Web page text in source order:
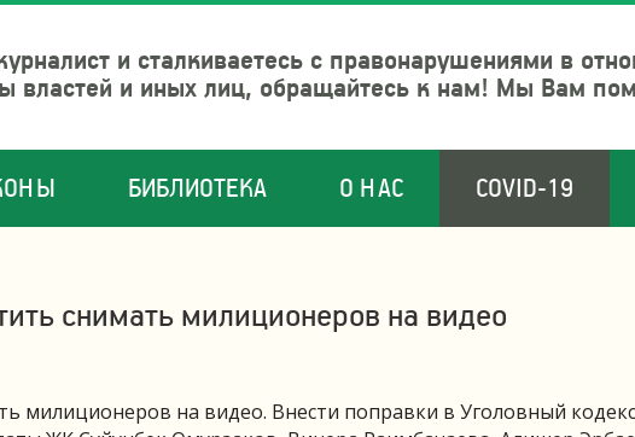
и сталкиваетесь с правонарушениями в
властей и иных лиц, обращайтесь к нам! Мы Вам
БИБЛИОТЕКА О НАС COVID-19
снимать милиционеров на видео
милиционеров на видео. Внести поправки в Уголовный